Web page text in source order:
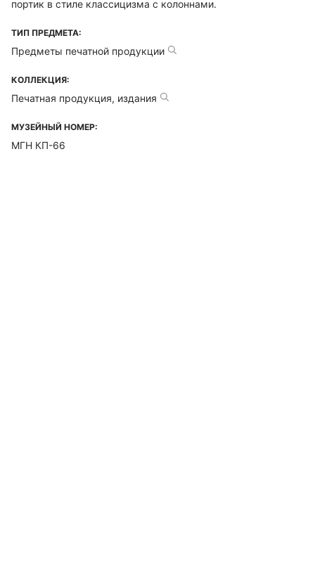
портик в стиле классицизма с колоннами.
ТИП ПРЕДМЕТА:
Предметы печатной продукции
КОЛЛЕКЦИЯ:
Печатная продукция, издания
МУЗЕЙНЫЙ НОМЕР:
МГН КП-66